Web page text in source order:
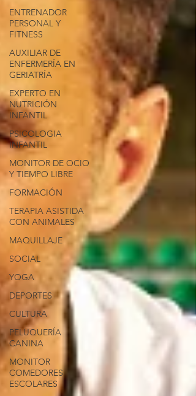
ENTRENADOR
PERSONAL Y
FITNESS
AUXILIAR DE
ENFERMERÍA EN
GERIATRÍA
EXPERTO EN
NUTRICIÓN
INFANTIL
PSICOLOGIA
INFANTIL
MONITOR DE OCIO
Y TIEMPO LIBRE
FORMACIÓN
TERAPIA ASISTIDA
CON ANIMALES
MAQUILLAJE
SOCIAL
YOGA
DEPORTES
CULTURA
PELUQUERÍA
CANINA
MONITOR
COMEDORES
ESCOLARES